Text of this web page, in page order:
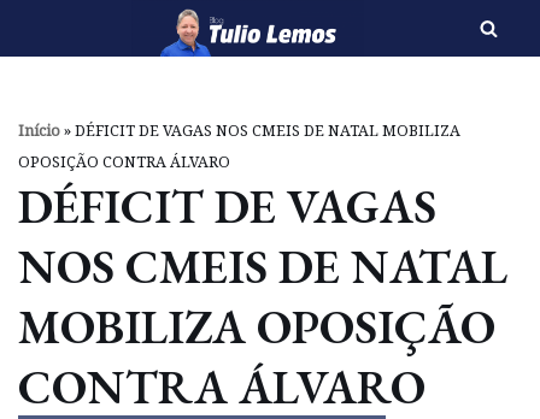
o
conteúdo
Início»DÉFICIT DE VAGAS NOS CMEIS DE NATAL MOBILIZA
OPOSIÇÃO CONTRA ÁLVARO
DÉFICIT DE VAGAS
NOS CMEIS DE NATAL
MOBILIZA OPOSIÇÃO
CONTRA ÁLVARO